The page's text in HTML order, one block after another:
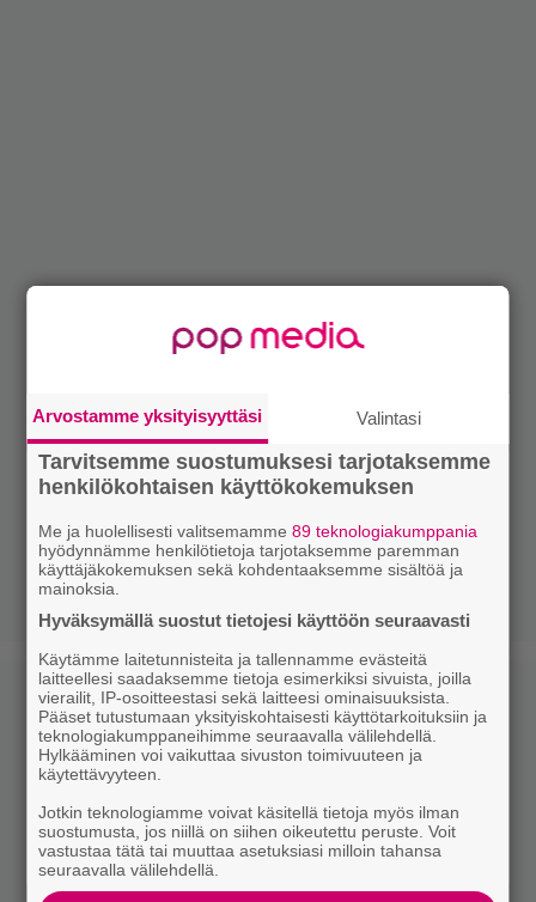
Arvostamme yksityisyyttäsi Valintasi
Tarvitsemme suostumuksesi tarjotaksemme
henkilökohtaisen käyttökokemuksen
Me ja huolellisesti valitsemamme89 teknologiakumppania
hyödynnämme henkilötietoja tarjotaksemme paremman
käyttäjäkokemuksen sekä kohdentaaksemme sisältöä ja
mainoksia.
Hyväksymällä suostut tietojesi käyttöön seuraavasti
Käytämme laitetunnisteita ja tallennamme evästeitä
laitteellesi saadaksemme tietoja esimerkiksi sivuista, joilla
vierailit, IP-osoitteestasi sekä laitteesi ominaisuuksista.
Pääset tutustumaan yksityiskohtaisesti käyttötarkoituksiin ja
teknologiakumppaneihimme seuraavalla välilehdellä.
Hylkääminen voi vaikuttaa sivuston toimivuuteen ja
käytettävyyteen.
Jotkin teknologiamme voivat käsitellä tietoja myös ilman
suostumusta, jos niillä on siihen oikeutettu peruste. Voit
vastustaa tätä tai muuttaa asetuksiasi milloin tahansa
seuraavalla välilehdellä.